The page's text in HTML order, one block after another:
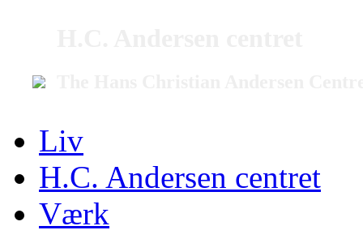
Liv
H.C. Andersen centret
Værk